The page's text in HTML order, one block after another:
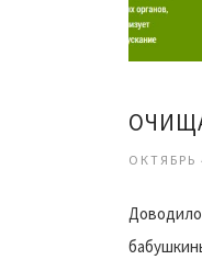
ОКТЯБРЬ